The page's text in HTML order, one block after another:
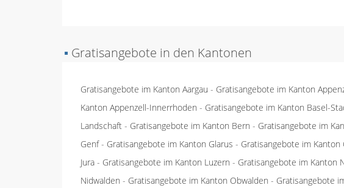
▪ Gratisangebote in den Kantonen
Gratisangebote im Kanton Aargau - Gratisangebote im Kanton
Kanton Appenzell-Innerrhoden - Gratisangebote im Kanton Basel-
Landschaft - Gratisangebote im Kanton Bern - Gratisangebote im
Genf- Gratisangebote im Kanton Glarus - Gratisangebote im Kanton
Jura - Gratisangebote im Kanton Luzern - Gratisangebote im Kanton
Nidwalden - Gratisangebote im Kanton Obwalden - Gratisangebote